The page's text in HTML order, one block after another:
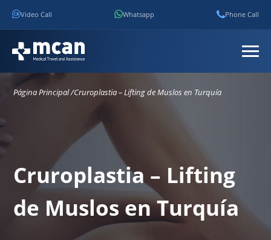
Video Call Whatsapp Phone Call
Página Principal /Cruroplastia – Lifting de Muslos en Turquía
Cruroplastia – Lifting
de Muslos en Turquía